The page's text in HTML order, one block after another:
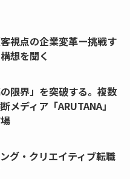
客視点の企業変革ー挑戦す
想を聞く
の限界」を突破する。複数
メディア「ARUTANA」
グ・クリエイティブ転職